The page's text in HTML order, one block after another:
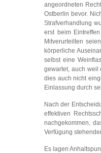
angeordneten
Ostberlin bevor.
Strafverhandlung
erst beim
Mitverurteilten
körperliche
selbst eine
gewartet, auch weil
dies auch nicht
Einlassung durch
Nach der
effektiven
nachgekommen,
Verfügung
Es lagen